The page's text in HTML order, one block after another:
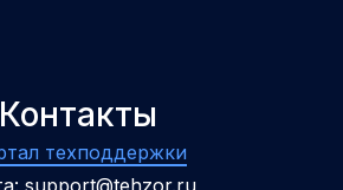
Контакты
техподдержки